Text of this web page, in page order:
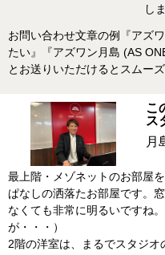
し
お問い合わせ文章の例『ア
たい』『アズワン月島 (AS
とお送りいただけるとスムー
こ
ス
最上階・メゾネットのお部屋
ぱなしの洒落たお部屋です。
なくても非常に明るいですね
が・・・）
2階の洋室は、まるでスタジオ